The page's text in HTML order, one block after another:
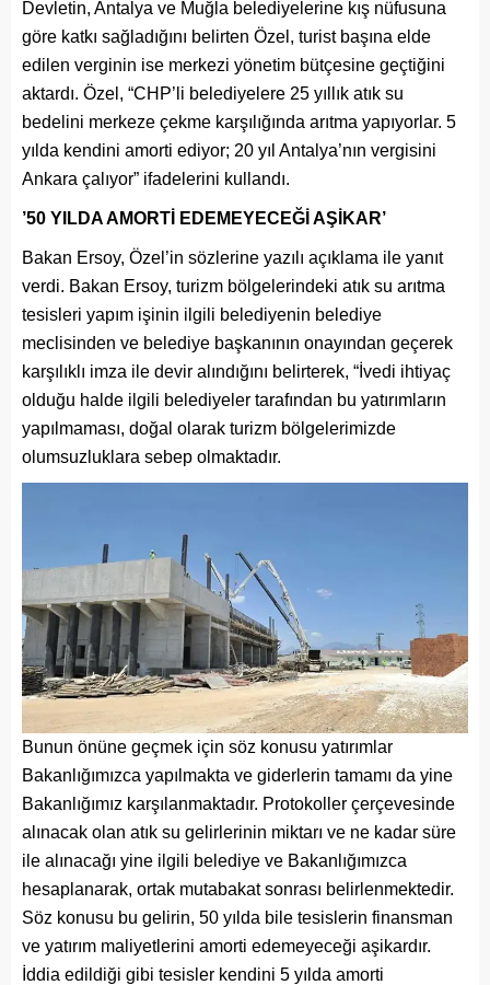
Devletin, Antalya ve Muğla belediyelerine kış nüfusuna
göre katkı sağladığını belirten Özel, turist başına elde
edilen verginin ise merkezi yönetim bütçesine geçtiğini
aktardı. Özel, “CHP’li belediyelere 25 yıllık atık su
bedelini merkeze çekme karşılığında arıtma yapıyorlar. 5
yılda kendini amorti ediyor; 20 yıl Antalya’nın vergisini
Ankara çalıyor” ifadelerini kullandı.
’50 YILDA AMORTİ EDEMEYECEĞİ AŞİKAR’
Bakan Ersoy, Özel’in sözlerine yazılı açıklama ile yanıt
verdi. Bakan Ersoy, turizm bölgelerindeki atık su arıtma
tesisleri yapım işinin ilgili belediyenin belediye
meclisinden ve belediye başkanının onayından geçerek
karşılıklı imza ile devir alındığını belirterek, “İvedi ihtiyaç
olduğu halde ilgili belediyeler tarafından bu yatırımların
yapılmaması, doğal olarak turizm bölgelerimizde
olumsuzluklara sebep olmaktadır.
Bunun önüne geçmek için söz konusu yatırımlar
Bakanlığımızca yapılmakta ve giderlerin tamamı da yine
Bakanlığımız karşılanmaktadır. Protokoller çerçevesinde
alınacak olan atık su gelirlerinin miktarı ve ne kadar süre
ile alınacağı yine ilgili belediye ve Bakanlığımızca
hesaplanarak, ortak mutabakat sonrası belirlenmektedir.
Söz konusu bu gelirin, 50 yılda bile tesislerin finansman
ve yatırım maliyetlerini amorti edemeyeceği aşikardır.
İddia edildiği gibi tesisler kendini 5 yılda amorti